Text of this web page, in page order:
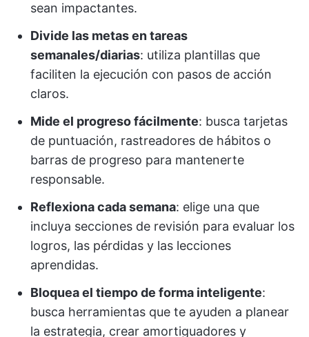
sean impactantes.
Divide las metas en tareas
semanales/diarias: utiliza plantillas que
faciliten la ejecución con pasos de acción
claros.
Mide el progreso fácilmente: busca tarjetas
de puntuación, rastreadores de hábitos o
barras de progreso para mantenerte
responsable.
Reflexiona cada semana: elige una que
incluya secciones de revisión para evaluar los
logros, las pérdidas y las lecciones
aprendidas.
Bloquea el tiempo de forma inteligente:
busca herramientas que te ayuden a planear
la estrategia, crear amortiguadores y